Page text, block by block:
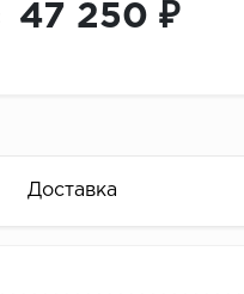
47 250 ₽
Доставка